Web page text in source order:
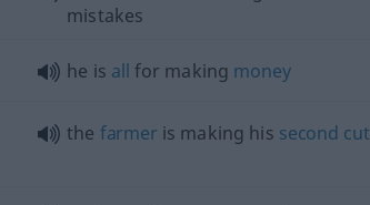
mistakes
he is all for making money
the farmer is making his second cut